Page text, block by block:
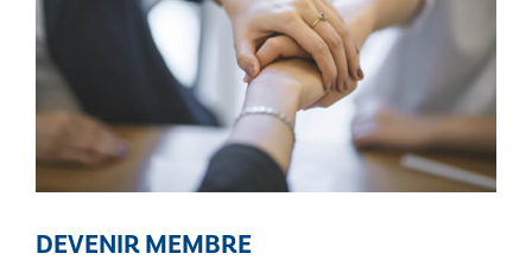
DEVENIR MEMBRE